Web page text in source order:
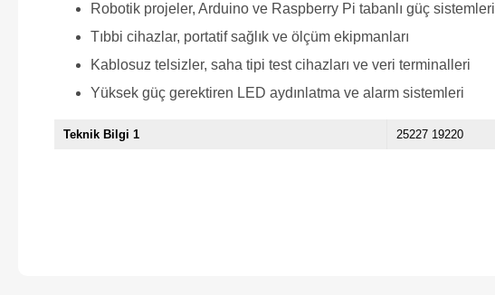
Robotik projeler, Arduino ve Raspberry Pi tabanlı güç sistemleri
Tıbbi cihazlar, portatif sağlık ve ölçüm ekipmanları
Kablosuz telsizler, saha tipi test cihazları ve veri terminalleri
Yüksek güç gerektiren LED aydınlatma ve alarm sistemleri
Teknik Bilgi 1 25227 19220